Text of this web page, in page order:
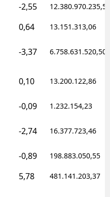
-2,55 12.380.970.235,50
0,64 13.151.313,06
-3,37 6.758.631.520,50
0,10 13.200.122,86
-0,09 1.232.154,23
-2,74 16.377.723,46
-0,89 198.883.050,55
5,78 481.141.203,37